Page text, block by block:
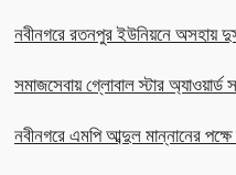
নবীনগরে রতনপুর ইউনিয়নে অসহায়
সমাজসেবায় গ্লোবাল স্টার
নবীনগরে এমপি আব্দুল মান্নানের